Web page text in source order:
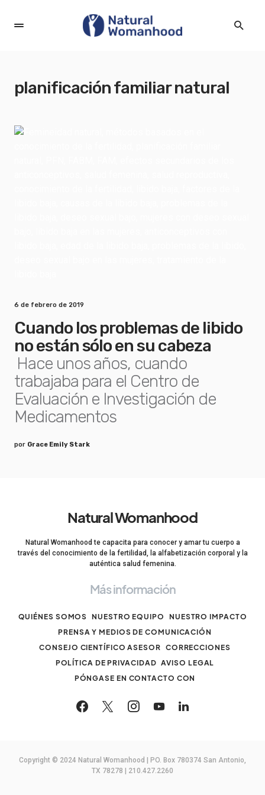
planificación familiar natural
6 de febrero de 2019
Cuando los problemas de libido
no están sólo en su cabeza
Hace unos años, cuando
trabajaba para el Centro de
Evaluación e Investigación de
Medicamentos
por Grace Emily Stark
Natural Womanhood
Natural Womanhood te capacita para conocer y amar tu cuerpo a
través del conocimiento de la fertilidad, la alfabetización corporal y la
auténtica salud femenina.
Más información
QUIÉNES SOMOS NUESTRO EQUIPO
NUESTRO IMPACTO
PRENSA Y MEDIOS DE COMUNICACIÓN
CONSEJO CIENTÍFICO ASESOR CORRECCIONES
POLÍTICA DE PRIVACIDAD AVISO LEGAL
PÓNGASE EN CONTACTO CON
Copyright © 2024 Natural Womanhood | PO. Box 780374 San Antonio,
TX 78278 | 210.427.2260